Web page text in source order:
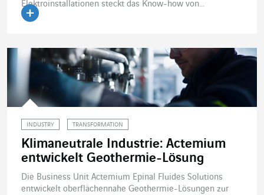
Elektroinstallationen steckt das Know-how von...
INDUSTRY TRANSFORMATION
Klimaneutrale Industrie: Actemium
entwickelt Geothermie-Lösung
Die Business Unit Actemium Epinal Fluides Solutions
entwickelt oberflächennahe Geothermie-Lösungen zur